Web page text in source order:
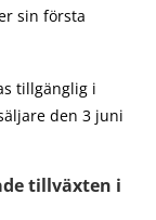
sin första
tillgänglig i
den 3 juni
tillväxten i